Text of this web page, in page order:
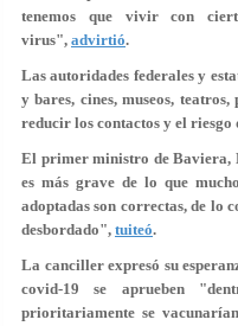
tenemos que vivir con
virus", advirtió.
Las autoridades federales y
y bares, cines, museos,
reducir los contactos y el riesgo
El primer ministro de Baviera,
es más grave de lo que
adoptadas son correctas, de lo
desbordado", tuiteó.
La canciller expresó su
covid-19 se aprueben
prioritariamente se